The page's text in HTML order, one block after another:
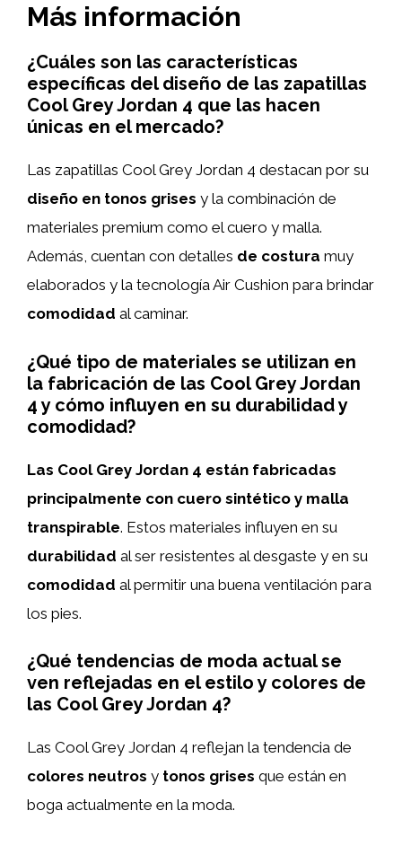
Más información
¿Cuáles son las características
específicas del diseño de las zapatillas
Cool Grey Jordan 4 que las hacen
únicas en el mercado?
Las zapatillas Cool Grey Jordan 4 destacan por su
diseño en tonos grises y la combinación de
materiales premium como el cuero y malla.
Además, cuentan con detalles de costura muy
elaborados y la tecnología Air Cushion para brindar
comodidad al caminar.
¿Qué tipo de materiales se utilizan en
la fabricación de las Cool Grey Jordan
4 y cómo influyen en su durabilidad y
comodidad?
Las Cool Grey Jordan 4 están fabricadas
principalmente con cuero sintético y malla
transpirable. Estos materiales influyen en su
durabilidad al ser resistentes al desgaste y en su
comodidad al permitir una buena ventilación para
los pies.
¿Qué tendencias de moda actual se
ven reflejadas en el estilo y colores de
las Cool Grey Jordan 4?
Las Cool Grey Jordan 4 reflejan la tendencia de
colores neutros y tonos grises que están en
boga actualmente en la moda.